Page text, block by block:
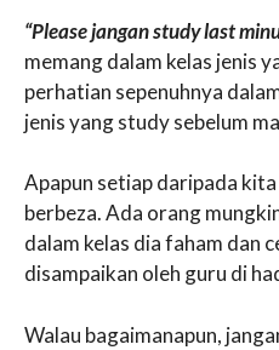
“Please jangan study last
memang dalam kelas jenis
perhatian sepenuhnya
jenis yang study sebelum
Apapun setiap daripada
berbeza. Ada orang
dalam kelas dia faham dan
disampaikan oleh guru di
Walau bagaimanapun,